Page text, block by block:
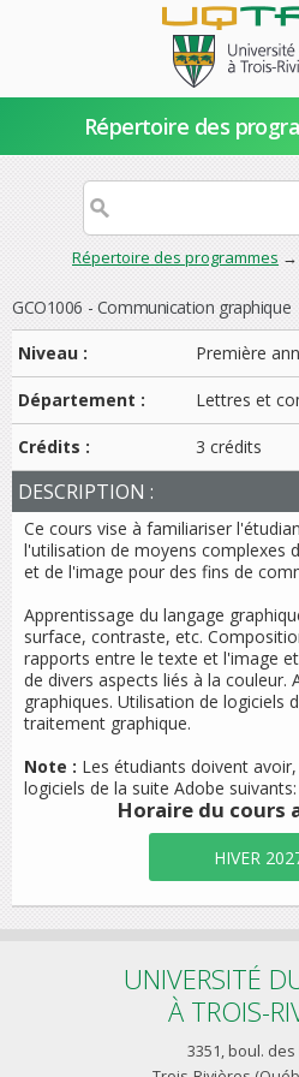
Répertoire des
Répertoire des programmes →
GCO1006 - Communication graphique
Niveau :
Première
Département : Lettres et
Crédits : 3 crédits
DESCRIPTION :
Ce cours vise à familiariser
l'utilisation de moyens complexes
et de l'image pour des fins de
Apprentissage du langage
surface, contraste, etc.
rapports entre le texte et l'image
de divers aspects liés à la couleur.
graphiques. Utilisation de logiciels
traitement graphique.
Note : Les étudiants doivent
logiciels de la suite Adobe
Horaire du cours
HIVER
UNIVERSITÉ
À TROIS-
3351, boul. des